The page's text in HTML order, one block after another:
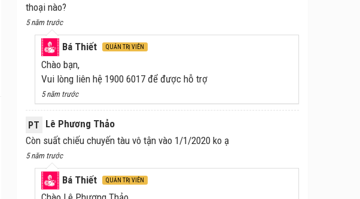
thoại nào?
5 năm trước
Bá Thiết QUẢN TRỊ VIÊN
Chào bạn,
Vui lòng liên hệ 1900 6017 để được hỗ trợ
5 năm trước
PT
Lê Phương Thảo
Còn suất chiếu chuyến tàu vô tận vào 1/1/2020 ko ạ
5 năm trước
Bá Thiết QUẢN TRỊ VIÊN